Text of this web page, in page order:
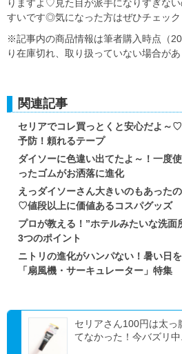
りますよ♡見た目が派手になりすぎな
すいです◎気になった方はぜひチェック
※記事内の商品情報は筆者購入時点（
り在庫切れ、取り扱っていない場合があ
関連記事
セリアでコレ買っとくと安心だよ～
予防！頼れるテープ
ダイソーに色違い出てたよ～！一度
ったゴムがお洒落に進化
えっダイソーさん大きいのもあった
♡値段以上に価値あるコスパグッズ
プロが教える！”ホテルみたいな洗面
3つのポイント
ニトリの進化がハンパない！暑い日
「扇風機・サーキュレーター」特集
セリアさん100円は太っ
てなかった！今バズリ中